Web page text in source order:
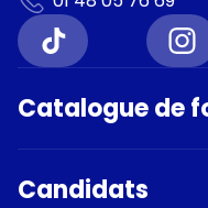
Catalogue de
Candidats